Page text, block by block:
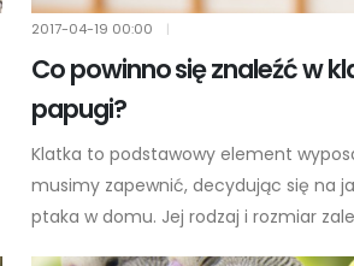
2017-04-19 00:00 |
Co powinno się znaleźć w
papugi?
Klatka to podstawowy element
musimy zapewnić, decydując się na
ptaka w domu. Jej rodzaj i rozmiar